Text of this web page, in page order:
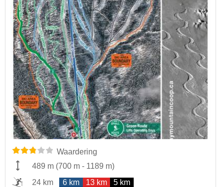
Waardering
489 m (700 m - 1189 m)
24 km
6 km 13 km 5 km